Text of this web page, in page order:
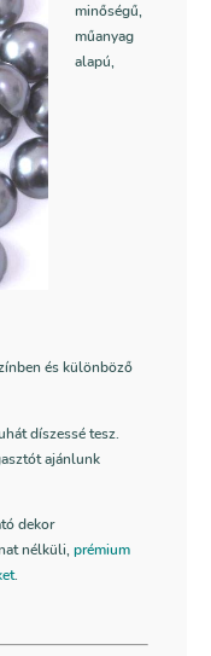
minőségű,
műanyag
alapú,
és különböző
díszessé tesz.
ajánlunk
dekor
nélküli, prémium
.